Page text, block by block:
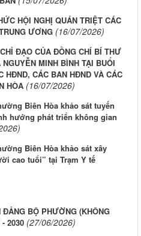
HỘI NGHỊ QUÁN TRIỆT CÁC
ƯƠNG (16/07/2026)
ĐẠO CỦA ĐỒNG CHÍ BÍ THƯ
MINH BÌNH TẠI BUỔI
HĐND, CÁC BAN HĐND VÀ CÁC
HÒA (16/07/2026)
Biên Hòa khảo sát tuyến
hướng phát triển không gian
Biên Hòa khảo sát xây
cao tuổi” tại Trạm Y tế
BỘ PHƯỜNG (KHÔNG
2030 (27/06/2026)